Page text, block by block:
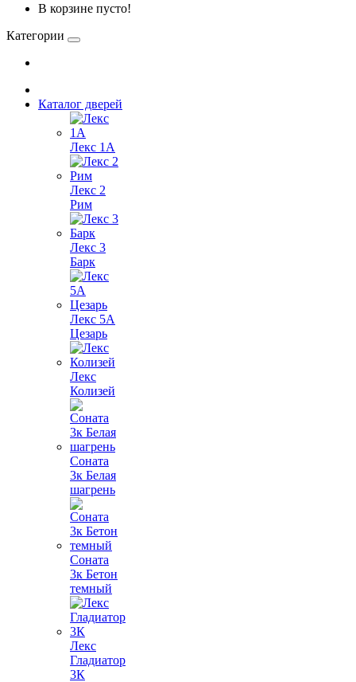
В корзине пусто!
Категории
Каталог дверей
Лекс 1А
Лекс 2
Рим
Лекс 3
Барк
Лекс 5А
Цезарь
Лекс
Колизей
Соната
3к Белая
шагрень
Соната
3к Бетон
темный
Лекс
Гладиатор
3К